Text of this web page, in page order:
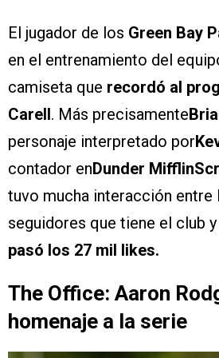
El jugador de los Green Bay
en el entrenamiento del
camiseta que recordó al
Carell . Más precisamente
personaje interpretado por
contador enDunder
tuvo mucha interacción entre
seguidores que tiene el club y
pasó los 27 mil likes.
The Office: Aaron
homenaje a la serie